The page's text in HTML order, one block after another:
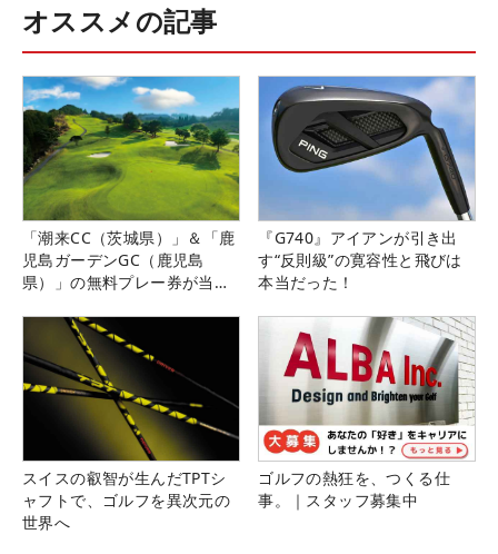
オススメの記事
「潮来CC（茨城県）」＆「鹿
児島ガーデンGC（鹿児島
県）」の無料プレー券が当た
『G740』アイアンが引き出
す“反則級”の寛容性と飛びは
本当だった！
スイスの叡智が生んだTPTシ
ャフトで、ゴルフを異次元の
世界へ
ゴルフの熱狂を、つくる仕
事。｜スタッフ募集中